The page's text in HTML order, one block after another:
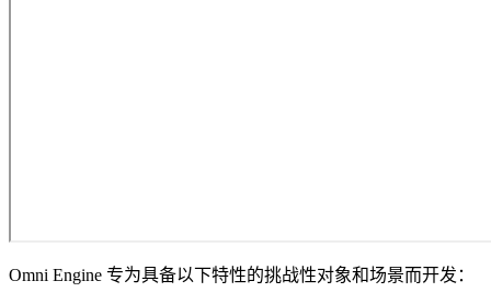
Omni Engine 专为具备以下特性的挑战性对象和场景而开发：